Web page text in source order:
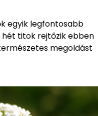
egyik legfontosabb
hét titok rejtőzik ebben
megoldást